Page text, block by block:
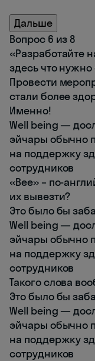
Дальше
Вопрос 6 из 8
«Разработайте
здесь что нужно
Провести
стали более
Именно!
Well being —
эйчары обычно
на поддержку
сотрудников
«Bee» – по-
их вывезти?
Это было бы
Well being —
эйчары обычно
на поддержку
сотрудников
Такого слова
Это было бы
Well being —
эйчары обычно
на поддержку
сотрудников